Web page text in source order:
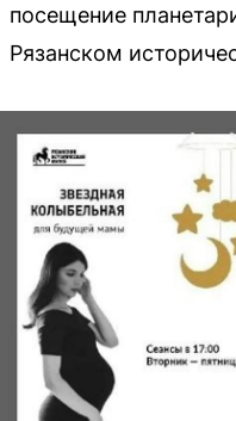
посещение
Рязанском